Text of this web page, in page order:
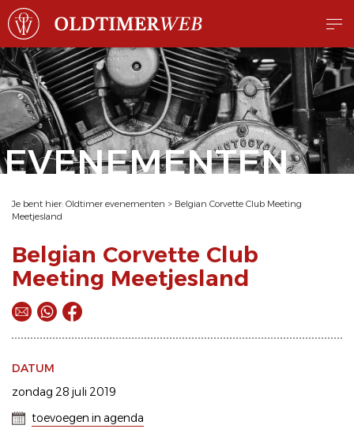
EVENEMENTEN
Je bent hier: Oldtimer evenementen > Belgian Corvette Club Meeting
Meetjesland
Belgian Corvette Club
Meeting Meetjesland
DATUM
zondag 28 juli 2019
toevoegen in agenda